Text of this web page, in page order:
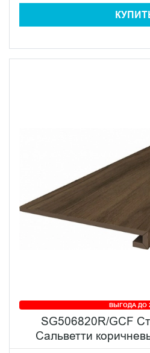
ВЫГОДА ДО
SG506820R/GCF
Сальветти